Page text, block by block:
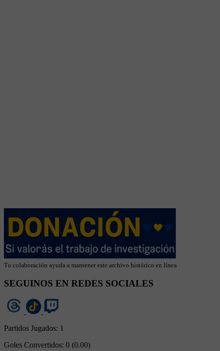
Tu colaboración ayuda a mantener este archivo histórico en línea
SEGUINOS EN REDES SOCIALES
Partidos Jugados: 1
Goles Convertidos: 0 (0.00)